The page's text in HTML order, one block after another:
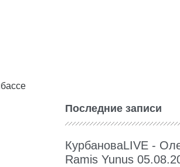
Последние записи
КурбановаLIVE -
Ramis Yunus